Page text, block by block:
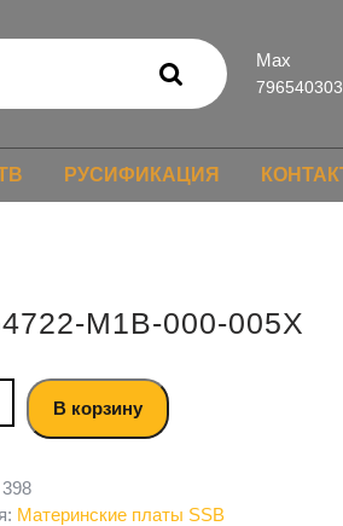
Max
РУСИФИКАЦИЯ
M1B-000-005X
В корзину
398
Материнские платы SSB